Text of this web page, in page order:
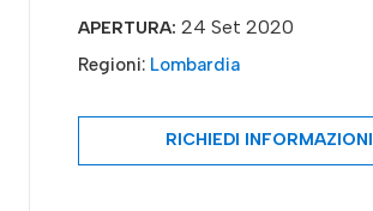
APERTURA: 24 Set 2020
Regioni: Lombardia
RICHIEDI INFORMAZIONI